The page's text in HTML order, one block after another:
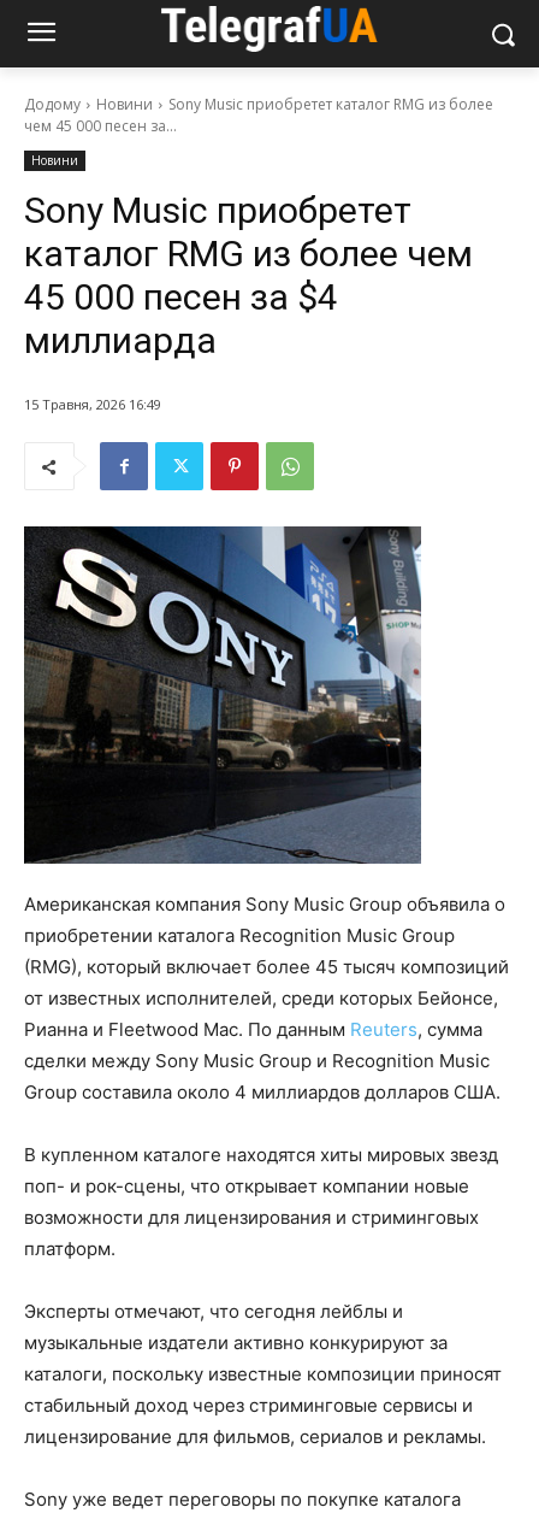
Додому Новини
Sony Music приобретет каталог RMG из более
чем 45 000 песен за...
Новини
Sony Music приобретет
каталог RMG из более чем
45 000 песен за $4
миллиарда
15 Травня, 2026 16:49
Американская компания Sony Music Group объявила о
приобретении каталога Recognition Music Group
(RMG), который включает более 45 тысяч композиций
от известных исполнителей, среди которых Бейонсе,
Рианна и Fleetwood Mac. По данным Reuters, сумма
сделки между Sony Music Group и Recognition Music
Group составила около 4 миллиардов долларов США.
В купленном каталоге находятся хиты мировых звезд
поп- и рок-сцены, что открывает компании новые
возможности для лицензирования и стриминговых
платформ.
Эксперты отмечают, что сегодня лейблы и
музыкальные издатели активно конкурируют за
каталоги, поскольку известные композиции приносят
стабильный доход через стриминговые сервисы и
лицензирование для фильмов, сериалов и рекламы.
Sony уже ведет переговоры по покупке каталога